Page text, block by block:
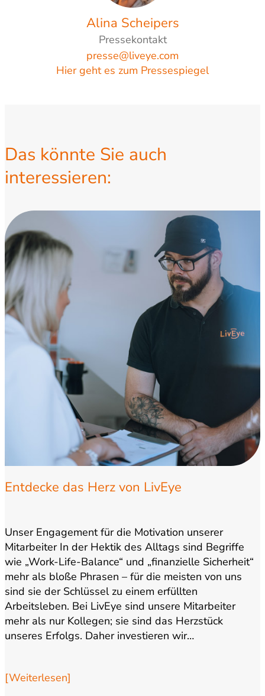
Alina Scheipers
Pressekontakt
presse@liveye.com
Hier geht es zum Pressespiegel
Das könnte Sie auch
interessieren:
Entdecke das Herz von LivEye
Unser Engagement für die Motivation unserer
Mitarbeiter In der Hektik des Alltags sind Begriffe
wie „Work-Life-Balance“ und „finanzielle Sicherheit“
mehr als bloße Phrasen – für die meisten von uns
sind sie der Schlüssel zu einem erfüllten
Arbeitsleben. Bei LivEye sind unsere Mitarbeiter
mehr als nur Kollegen; sie sind das Herzstück
unseres Erfolgs. Daher investieren wir…
[Weiterlesen]